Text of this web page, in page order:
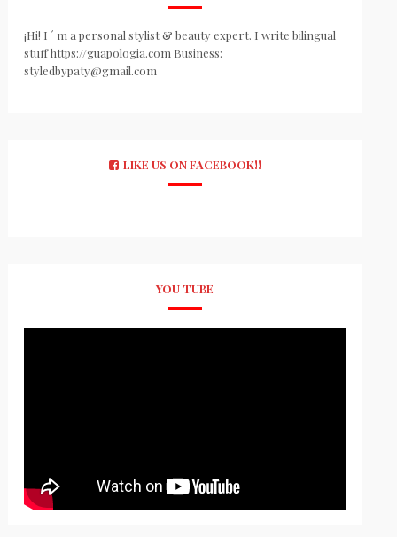
¡Hi! I ´ m a personal stylist & beauty expert. I write bilingual
stuff https://guapologia.com Business:
styledbypaty@gmail.com
LIKE US ON FACEBOOK!!
YOU TUBE